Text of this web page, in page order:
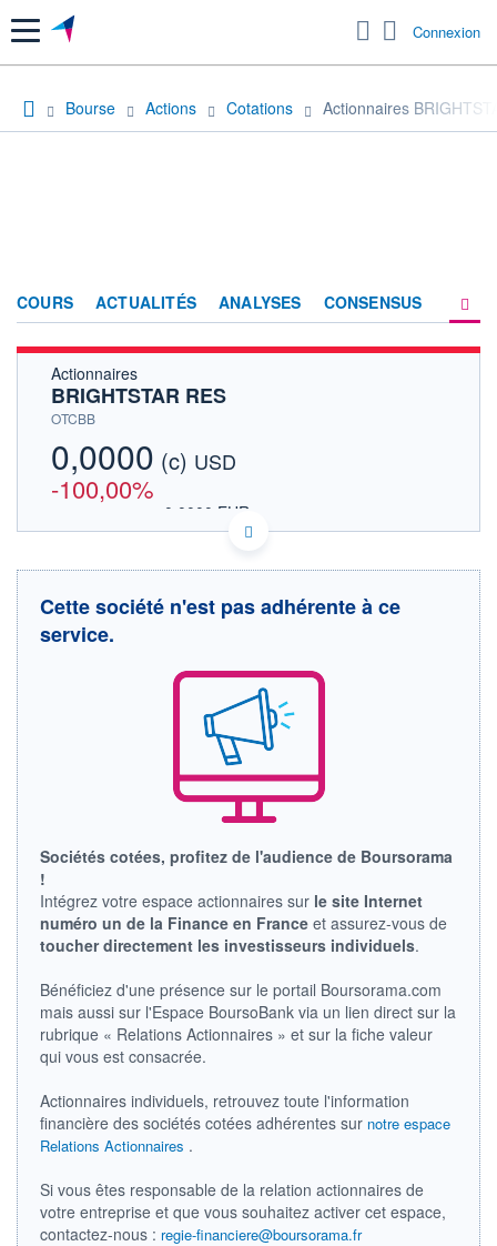
Menu Connexion
Bourse Actions Cotations Actionnaires
COURS ACTUALITÉS ANALYSES CONSENSUS
Actionnaires
BRIGHTSTAR RES
OTCBB
0,0000 (c) USD
-100,00%
0,0000 EUR
DONNÉES TEMPS DIFFÉRÉ
Cotation sur les autres places
0,0127
+ BAS
0,0000
CAPITAL ÉCHANGÉ
0,00%
0,0000 0,0000
RENDEMENT
ESTIMÉ 2026
-
PER ESTIMÉ
2026
-
-
ÉLIGIBILITÉ
Non éligible
Boursobank
+ PORTEFEUILLE + LISTE
Cette société n'est pas adhérente à ce
service.
Sociétés cotées, profitez de l'audience de Boursorama
!
Intégrez votre espace actionnaires sur le site Internet
numéro un de la Finance en France et assurez-vous de
toucher directement les investisseurs individuels.
Bénéficiez d'une présence sur le portail Boursorama.com
mais aussi sur l'Espace BoursoBank via un lien direct sur la
rubrique « Relations Actionnaires » et sur la fiche valeur
qui vous est consacrée.
Actionnaires individuels, retrouvez toute l'information
financière des sociétés cotées adhérentes sur notre espace
Relations Actionnaires .
Si vous êtes responsable de la relation actionnaires de
votre entreprise et que vous souhaitez activer cet espace,
contactez-nous : regie-financiere@boursorama.fr